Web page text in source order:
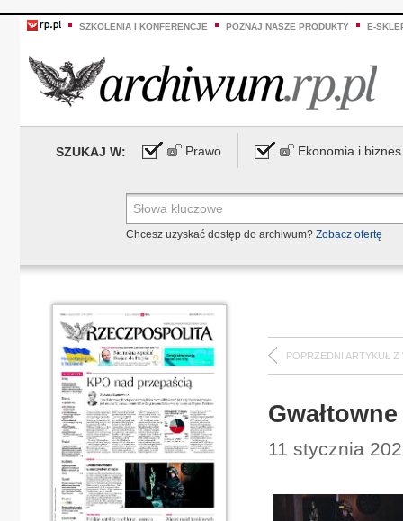
SZKOLENIA I KONFERENCJE POZNAJ NASZE PRODUKTY E-
SZUKAJ W: Prawo Ekonomia i biznes
Chcesz uzyskać dostęp do archiwum? Zobacz ofertę
POPRZEDNI ARTYKUŁ Z
11 stycznia